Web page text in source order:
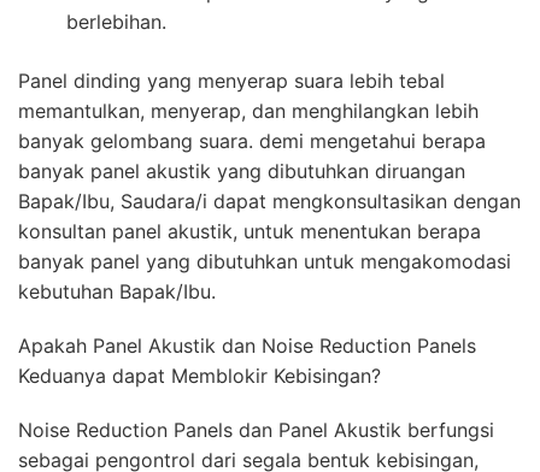
berlebihan.
Panel dinding yang menyerap suara lebih tebal
memantulkan, menyerap, dan menghilangkan lebih
banyak gelombang suara. demi mengetahui berapa
banyak panel akustik yang dibutuhkan diruangan
Bapak/Ibu, Saudara/i dapat mengkonsultasikan dengan
konsultan panel akustik, untuk menentukan berapa
banyak panel yang dibutuhkan untuk mengakomodasi
kebutuhan Bapak/Ibu.
Apakah Panel Akustik dan Noise Reduction Panels
Keduanya dapat Memblokir Kebisingan?
Noise Reduction Panels dan Panel Akustik berfungsi
sebagai pengontrol dari segala bentuk kebisingan,